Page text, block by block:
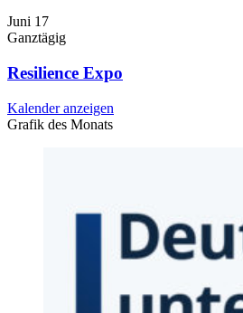
Juni 17
Ganztägig
Resilience Expo
Kalender anzeigen
Grafik des Monats